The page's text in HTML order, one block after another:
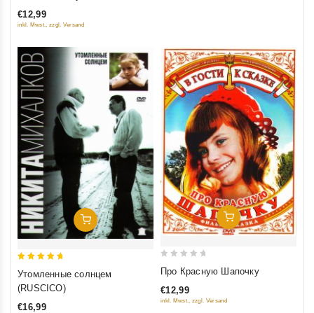
5
€12,99
inkl. Mwst., zzgl. Versand
Добавить В Корзину
Утомленные солнцем
(RUSCICO)
€16,99
Добавить В Корзину
out
of
Про Красную Шапочку
€12,99
inkl. Mwst., zzgl. Versand